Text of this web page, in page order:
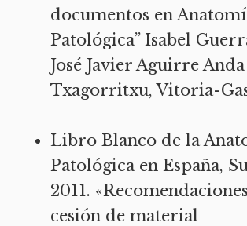
documentos en
Patológica” Isabel
José Javier Aguirre
Txagorritxu, Vitoria-
Libro Blanco de la
Patológica en España,
2011.
cesión de material